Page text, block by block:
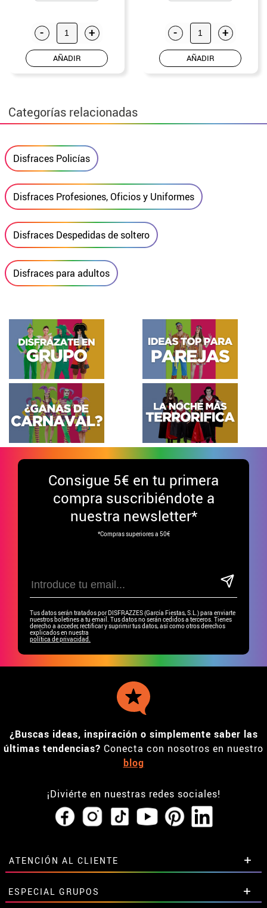
- +
AÑADIR
- +
AÑADIR
Categorías relacionadas
Disfraces Policías
Disfraces Profesiones, Oficios y Uniformes
Disfraces Despedidas de soltero
Disfraces para adultos
Consigue 5€ en tu primera
compra suscribiéndote a
nuestra newsletter*
*Compras superiores a 50€
Tus datos serán tratados por DISFRAZZES (García Fiestas, S.L.) para enviarte
nuestros boletines a tu email. Tus datos no serán cedidos a terceros. Tienes
derecho a acceder, rectificar y suprimir tus datos, así como otros derechos
explicados en nuestra
política de privacidad.
¿Buscas ideas, inspiración o simplemente saber las
últimas tendencias? Conecta con nosotros en nuestro
blog
¡Diviérte en nuestras redes sociales!
ATENCIÓN AL CLIENTE
• Horario tienda IBI
•Descuento estudiantes
ESPECIAL GRUPOS